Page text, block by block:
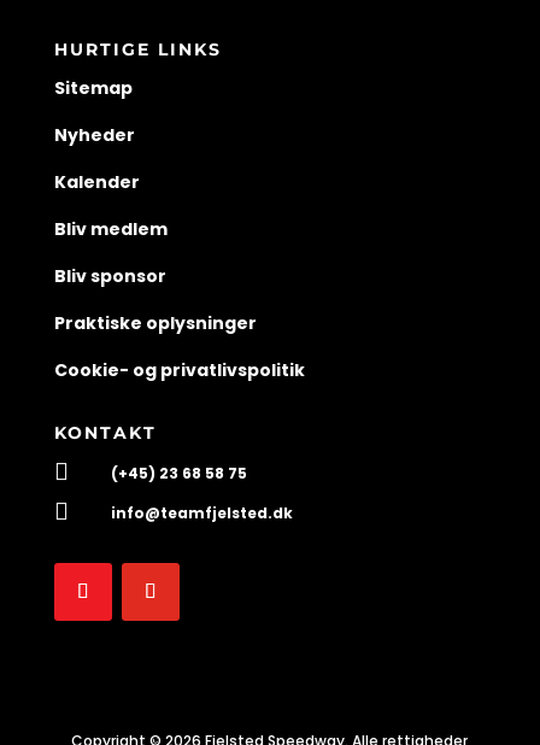
HURTIGE LINKS
Sitemap
Nyheder
Kalender
Bliv medlem
Bliv sponsor
Praktiske oplysninger
Cookie- og privatlivspolitik
KONTAKT
 (+45) 23 68 58 75
 info@teamfjelsted.dk
Copyright © 2026 Fjelsted Speedway. Alle rettigheder